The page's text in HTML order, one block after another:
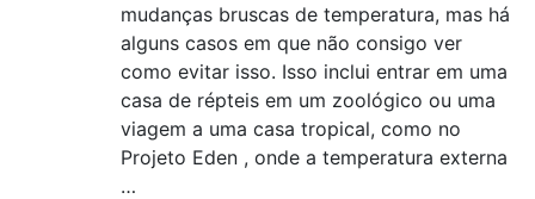
mudanças bruscas de temperatura, mas há
alguns casos em que não consigo ver
como evitar isso. Isso inclui entrar em uma
casa de répteis em um zoológico ou uma
viagem a uma casa tropical, como no
Projeto Eden , onde a temperatura externa
…